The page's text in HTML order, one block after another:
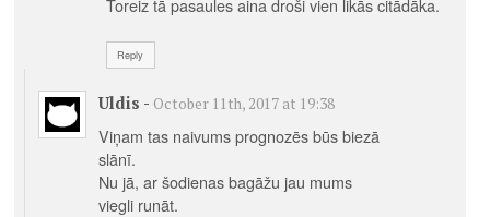
Toreiz tā pasaules aina droši vien likās citādāka.
Reply
Uldis - October 11th, 2017 at 19:38
Viņam tas naivums prognozēs būs biezā
slānī.
Nu jā, ar šodienas bagāžu jau mums
viegli runāt.